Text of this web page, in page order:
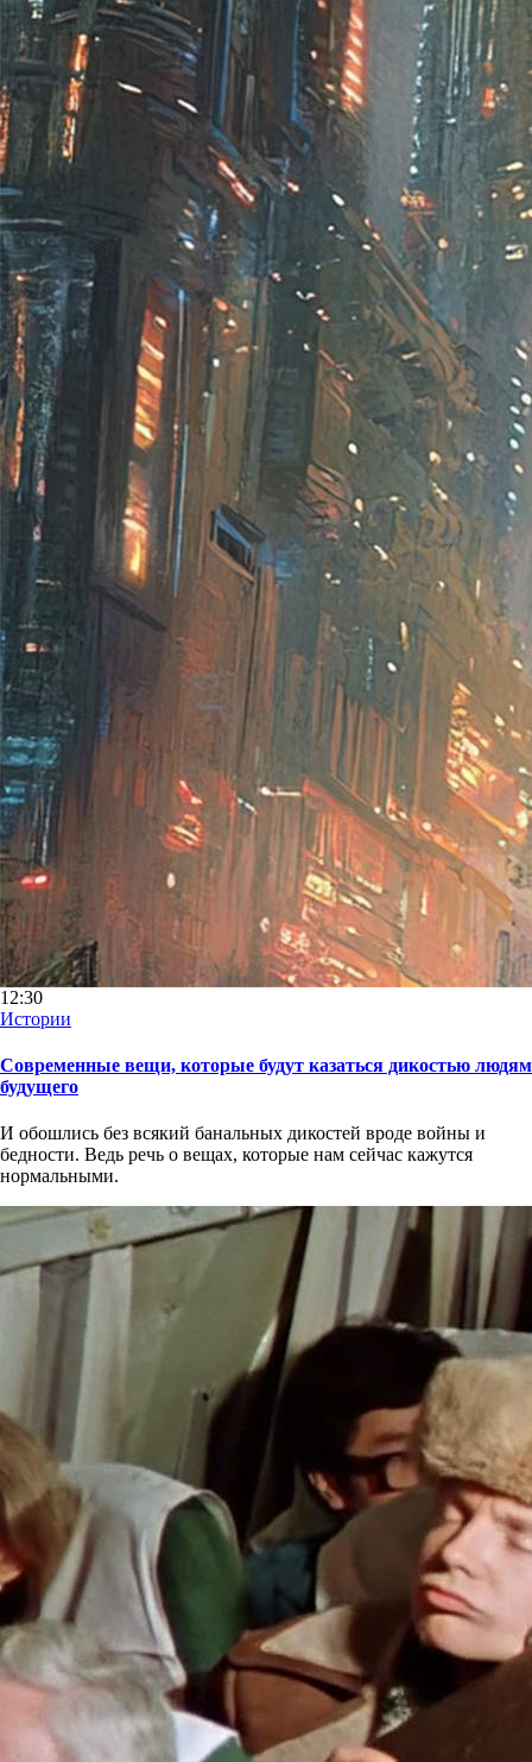
12:30
Истории
Современные вещи, которые будут казаться дикостью людям
будущего
И обошлись без всякий банальных дикостей вроде войны и
бедности. Ведь речь о вещах, которые нам сейчас кажутся
нормальными.